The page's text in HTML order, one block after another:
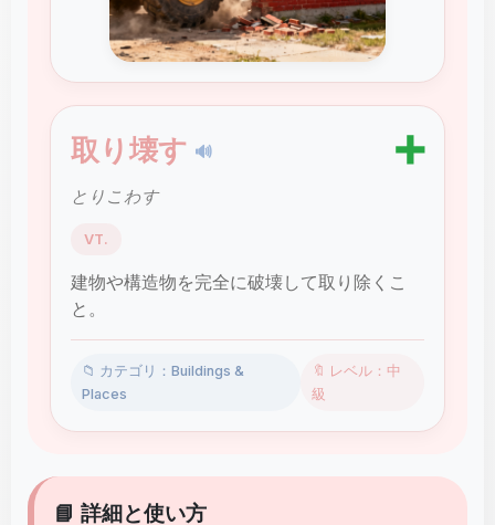
取り壊す 🔊 ➕
とりこわす
VT.
建物や構造物を完全に破壊して取り除くこ
と。
📁 カテゴリ：Buildings &
Places
🔖 レベル：中
級
📘 詳細と使い方